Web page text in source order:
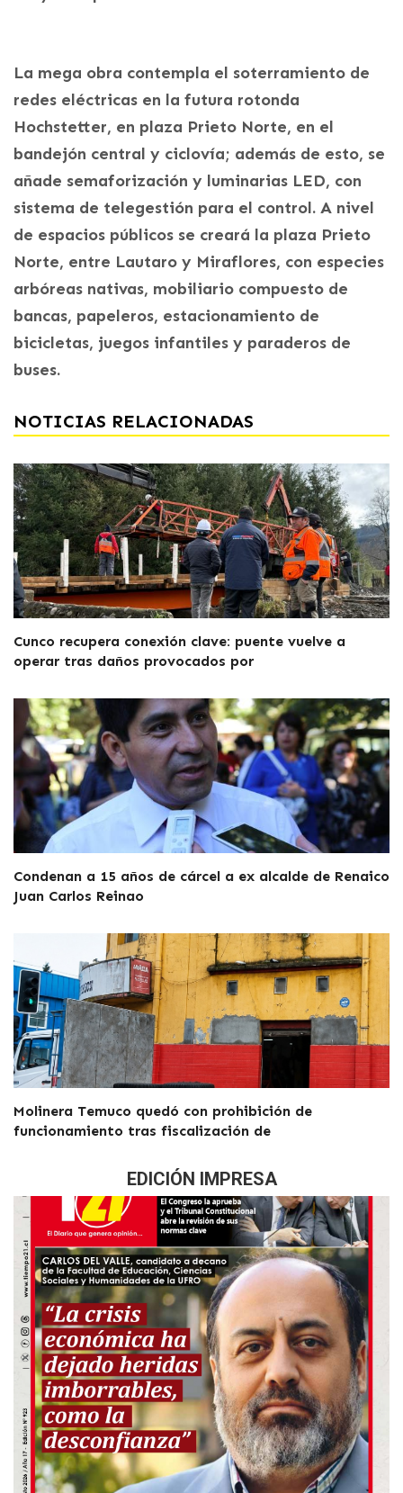
La mega obra contempla el soterramiento de
redes eléctricas en la futura rotonda
Hochstetter, en plaza Prieto Norte, en el
bandejón central y ciclovía; además de esto, se
añade semaforización y luminarias LED, con
sistema de telegestión para el control. A nivel
de espacios públicos se creará la plaza Prieto
Norte, entre Lautaro y Miraflores, con especies
arbóreas nativas, mobiliario compuesto de
bancas, papeleros, estacionamiento de
bicicletas, juegos infantiles y paraderos de
buses.
NOTICIAS RELACIONADAS
Cunco recupera conexión clave: puente vuelve a
operar tras daños provocados por
Condenan a 15 años de cárcel a ex alcalde de Renaico
Juan Carlos Reinao
Molinera Temuco quedó con prohibición de
funcionamiento tras fiscalización de
EDICIÓN IMPRESA